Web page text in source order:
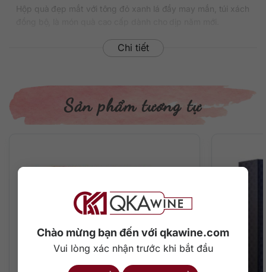
Chào mừng bạn đến với qkawine.com
Vui lòng xác nhận trước khi bắt đầu
Hộp quà đẹp mắt với tông đỏ xanh lá đầy may mắn, túi xách
Thông tin chi tiết về rượu
Nồng độ: 40%
Rượu mang đến trải nghiệm thưởng thức phong phú và cân
bằng. Chào đón hương thơm mát lành của vỏ cam, táo chín
cùng gợi ý của gỗ sồi nhẹ cùng hương quế nồng nàn dẫn
dắt vào hương vị sâu lắng phía sau.
Trên vòm miệng là cấu trúc mềm mại tinh tế và quyến rũ với
Chi tiết
Sản phẩm tương tự